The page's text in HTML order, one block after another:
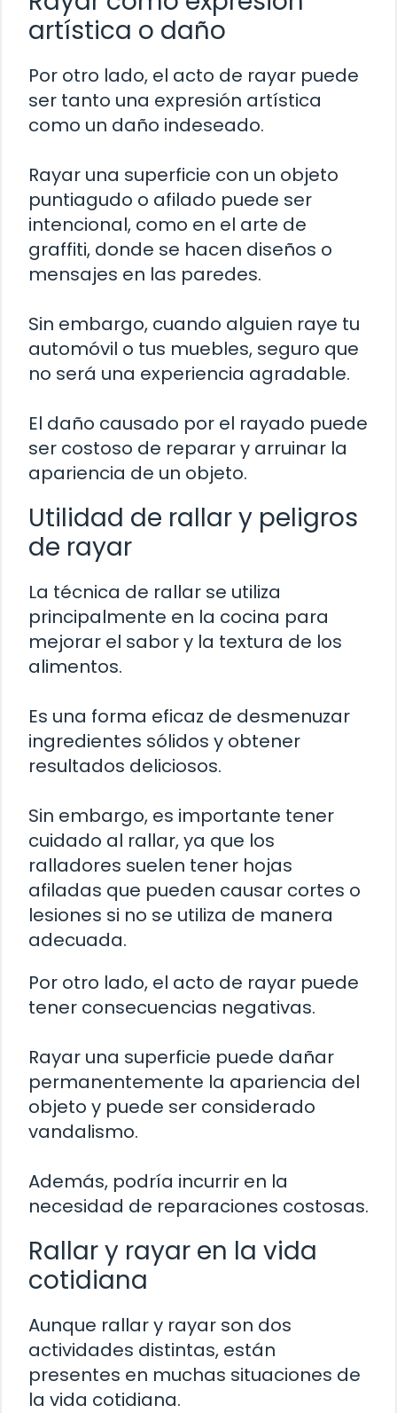
artística o daño
Por otro lado, el acto de rayar puede
ser tanto una expresión artística
como un daño indeseado.
Rayar una superficie con un objeto
puntiagudo o afilado puede ser
intencional, como en el arte de
graffiti, donde se hacen diseños o
mensajes en las paredes.
Sin embargo, cuando alguien raye tu
automóvil o tus muebles, seguro que
no será una experiencia agradable.
El daño causado por el rayado puede
ser costoso de reparar y arruinar la
apariencia de un objeto.
Utilidad de rallar y peligros
de rayar
La técnica de rallar se utiliza
principalmente en la cocina para
mejorar el sabor y la textura de los
alimentos.
Es una forma eficaz de desmenuzar
ingredientes sólidos y obtener
resultados deliciosos.
Sin embargo, es importante tener
cuidado al rallar, ya que los
ralladores suelen tener hojas
afiladas que pueden causar cortes o
lesiones si no se utiliza de manera
adecuada.
Por otro lado, el acto de rayar puede
tener consecuencias negativas.
Rayar una superficie puede dañar
permanentemente la apariencia del
objeto y puede ser considerado
vandalismo.
Además, podría incurrir en la
necesidad de reparaciones costosas.
Rallar y rayar en la vida
cotidiana
Aunque rallar y rayar son dos
actividades distintas, están
presentes en muchas situaciones de
la vida cotidiana.